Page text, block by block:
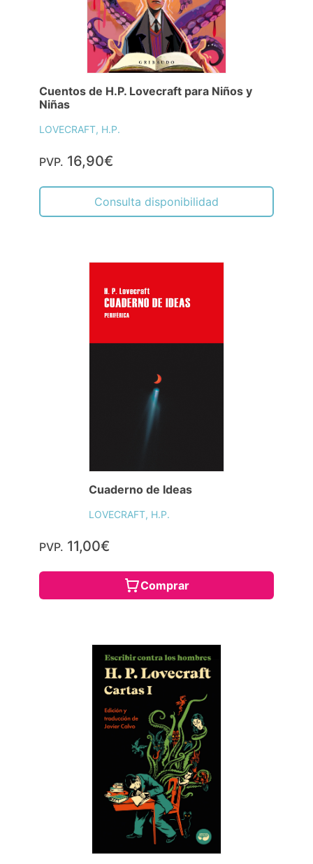
Cuentos de H.P. Lovecraft para Niños y
Niñas
LOVECRAFT, H.P.
PVP. 16,90€
Consulta disponibilidad
Cuaderno de Ideas
LOVECRAFT, H.P.
PVP. 11,00€
Comprar